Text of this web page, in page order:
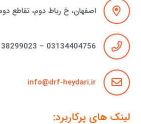
اصفهان، خ رباط دوم، تقاطع دوم،
03134404756 – 09138299023
info@drf-heydari.ir
لینک های پرکاربرد: